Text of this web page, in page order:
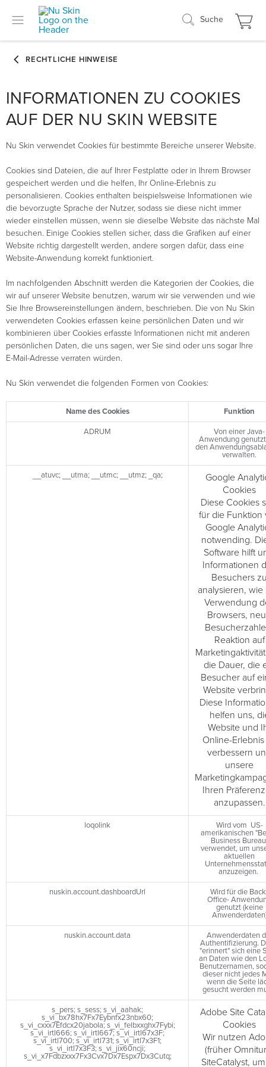
Suche
INFORMATIONEN ZU COOKIES
AUF DER NU SKIN WEBSITE
Nu Skin verwendet Cookies für bestimmte Bereiche unserer Website.
Cookies sind Dateien, die auf Ihrer Festplatte oder in Ihrem Browser
gespeichert werden und die helfen, Ihr Online-Erlebnis zu
personalisieren. Cookies enthalten beispielsweise Informationen wie
die bevorzugte Sprache der Nutzer, sodass sie diese nicht immer
wieder einstellen müssen, wenn sie dieselbe Website das nächste Mal
besuchen. Einige Cookies stellen sicher, dass die Grafiken auf einer
Website richtig dargestellt werden, andere sorgen dafür, dass eine
Website-Anwendung korrekt funktioniert.
Im nachfolgenden Abschnitt werden die Kategorien der Cookies, die
wir auf unserer Website benutzen, warum wir sie verwenden und wie
Sie Ihre Browsereinstellungen ändern, beschrieben. Die von Nu Skin
verwendeten Cookies erfassen keine persönlichen Daten und wir
kombinieren über Cookies erfasste Informationen nicht mit anderen
persönlichen Daten, die uns sagen, wer Sie sind oder uns sogar Ihre
E-Mail-Adresse verraten würden.
Nu Skin verwendet die folgenden Formen von Cookies:
Name des Cookies Funktion
ADRUM
Von einer Java-
Anwendung
den
verwalten.
__atuvc; __utma; __utmc; __utmz; _qa;
Google
Cookies
Diese Cookies
für die Funktion
Google
notwending.
Software hilft
Informationen
Besuchers
analysieren, wie
Verwendung
Browsers,
Reaktion auf
die Dauer, die
Besucher auf
Website
Diese
helfen uns,
Website und
Online-
verbessern
unsere
Ihren
anzupassen.
loqolink
Wird vom US-
amerikanischen
Business
verwendet, um
aktuellen
anzuzeigen.
nuskin.account.dashboardUrl
Wird für die
Office-
genutzt (keine
nuskin.account.data
Anwenderdaten
Authentifizierung.
"erinnert" sich eine
an Daten wie den
Benutzernamen,
dieser nicht jedes
wenn die Seite
gesucht werden
s_pers; s_sess; s_vi_aahak;
s_vi_bx78hx7Fx7Eybnfx23nbx60;
s_vi_cxxx7Efdcx20jabola; s_vi_felbxxghx7Fybi;
s_vi_irtl666; s_vi_irtl667; s_vi_irtl67x3F;
s_vi_irtl700; s_vi_irtl731; s_vi_irtl7x3F1;
s_vi_irtl7x3F3; s_vi_jix60ncji;
s_vi_x7Fdbzxxx7Fx3Cvx7Dx7Espx7Dx3Cutq;
Adobe Site
Cookies
Wir nutzen
(früher
SiteCatalyst,